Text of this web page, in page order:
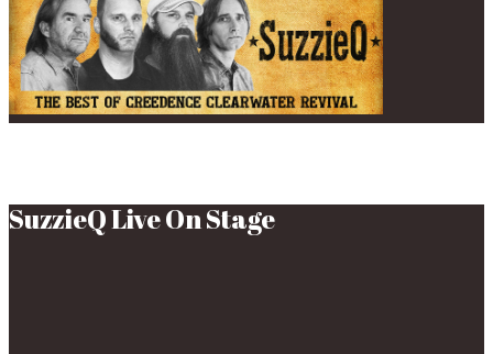
SuzzieQ Live On Stage